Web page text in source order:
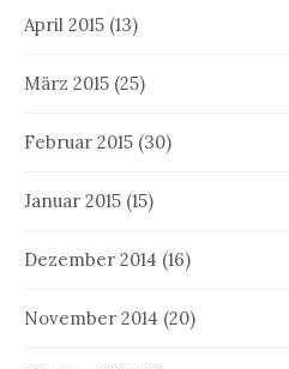
April 2015 (13)
März 2015 (25)
Februar 2015 (30)
Januar 2015 (15)
Dezember 2014 (16)
November 2014 (20)